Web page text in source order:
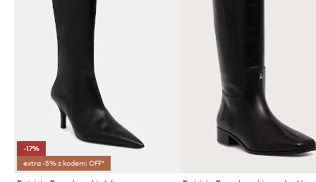
-17%
extra -5% z kodem: OFF*